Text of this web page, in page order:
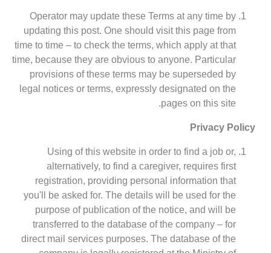
Operator may update these Terms at any time by
updating this post. One should visit this page from
time to time – to check the terms, which apply at that
time, because they are obvious to anyone. Particular
provisions of these terms may be superseded by
legal notices or terms, expressly designated on the
pages on this site.
Privacy Policy
Using of this website in order to find a job or,
alternatively, to find a caregiver, requires first
registration, providing personal information that
you'll be asked for. The details will be used for the
purpose of publication of the notice, and will be
transferred to the database of the company – for
direct mail services purposes. The database of the